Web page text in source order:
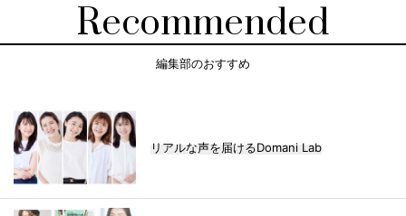
Recommended
編集部のおすすめ
リアルな声を届けるDomani Lab